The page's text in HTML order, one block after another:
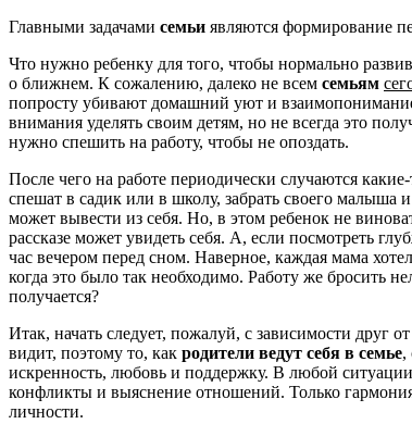
Главными задачами семьи являются формирование
Что нужно ребенку для того, чтобы нормально
о ближнем. К сожалению, далеко не всем семьям
попросту убивают домашний уют и
внимания уделять своим детям, но не всегда это
нужно спешить на работу, чтобы не опоздать.
После чего на работе периодически случаются
спешат в садик или в школу, забрать своего
может вывести из себя. Но, в этом ребенок не
рассказе может увидеть себя. А, если посмотреть
час вечером перед сном. Наверное, каждая мама
когда это было так необходимо. Работу же бросить
получается?
Итак, начать следует, пожалуй, с зависимости друг
видит, поэтому то, как родители ведут себя в семье,
искренность, любовь и поддержку. В любой
конфликты и выяснение отношений. Только
личности.